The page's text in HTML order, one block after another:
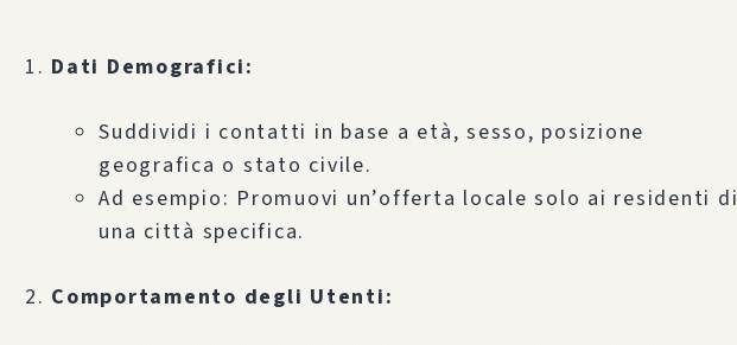
Dati Demografici:
Suddividi i contatti in base a età, sesso, posizione
geografica o stato civile.
Ad esempio: Promuovi un’offerta locale solo ai residenti di
una città specifica.
Comportamento degli Utenti: